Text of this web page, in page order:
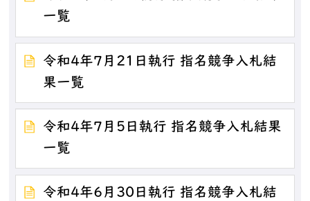
一覧
令和4年7月21日執行 指名競争入札結
果一覧
令和4年7月5日執行 指名競争入札結果
一覧
令和4年6月30日執行 指名競争入札結